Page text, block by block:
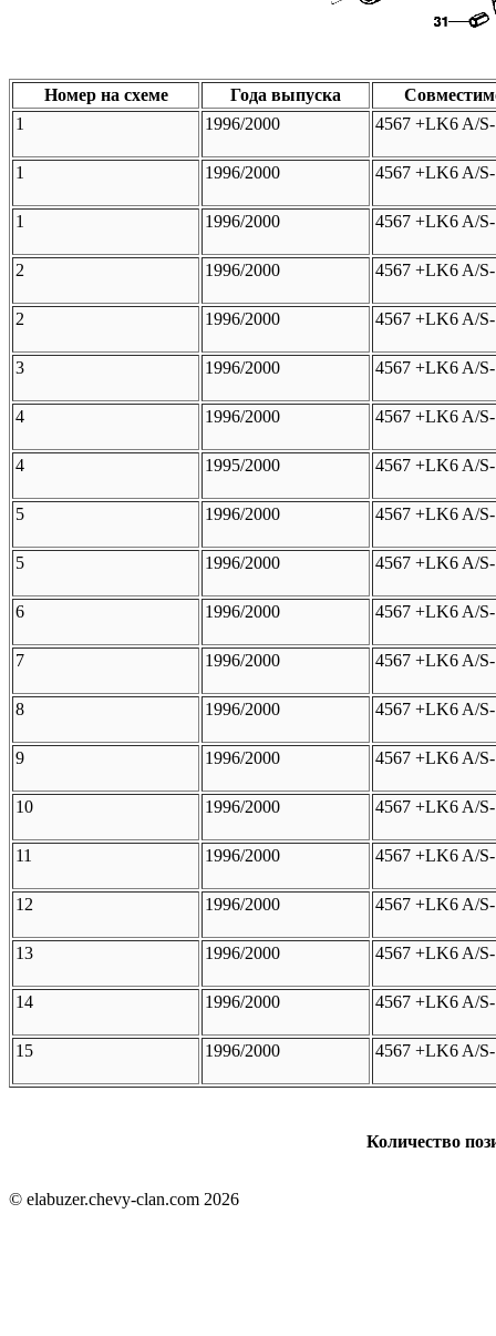
Номер на схеме Года выпуска
1
1996/2000 4567 +LK6 A/S-
1 1996/2000 4567 +LK6 A/S-
1 1996/2000 4567 +LK6 A/S-
2 1996/2000 4567 +LK6 A/S-
2 1996/2000 4567 +LK6 A/S-
3 1996/2000 4567 +LK6 A/S-
4 1996/2000 4567 +LK6 A/S-
4 1995/2000 4567 +LK6 A/S-
5 1996/2000 4567 +LK6 A/S-
5 1996/2000 4567 +LK6 A/S-
6 1996/2000 4567 +LK6 A/S-
7 1996/2000 4567 +LK6 A/S-
8 1996/2000 4567 +LK6 A/S-
9 1996/2000 4567 +LK6 A/S-
10 1996/2000 4567 +LK6 A/S-
11 1996/2000 4567 +LK6 A/S-
12 1996/2000 4567 +LK6 A/S-
13 1996/2000 4567 +LK6 A/S-
14 1996/2000 4567 +LK6 A/S-
15 1996/2000 4567 +LK6 A/S-
Количество
© elabuzer.chevy-clan.com 2026